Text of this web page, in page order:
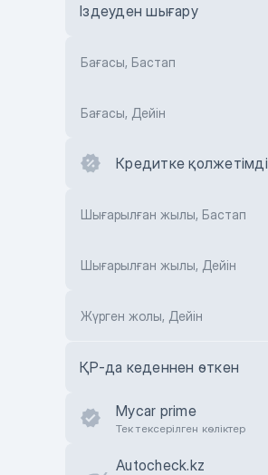
Іздеуден шығару
Бағасы, Бастап
Бағасы, Дейін
Кредитке қолжетімді
Шығарылған жылы, Бастап
Шығарылған жылы, Дейін
Жүрген жолы, Дейін
ҚР-да кеденнен өткен
Mycar prime
Тек тексерілген көліктер
Autocheck.kz